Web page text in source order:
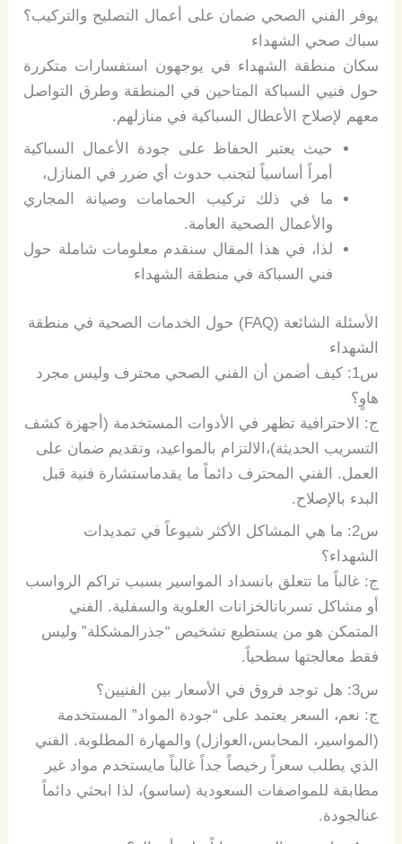
يوفر الفني الصحي ضمان على أعمال التصليح والتركيب؟
سباك صحي الشهداء
سكان منطقة الشهداء في يوجهون استفسارات متكررة
حول فنيي السباكة المتاحين في المنطقة وطرق التواصل
معهم لإصلاح الأعطال السباكية في منازلهم.
حيث يعتبر الحفاظ على جودة الأعمال السباكية
أمراً أساسياً لتجنب حدوث أي ضرر في المنازل،
ما في ذلك تركيب الحمامات وصيانة المجاري
والأعمال الصحية العامة.
لذا، في هذا المقال سنقدم معلومات شاملة حول
فني السباكة في منطقة الشهداء
الأسئلة الشائعة (
FAQ
) حول الخدمات الصحية في منطقة
الشهداء
س1: كيف أضمن أن الفني الصحي محترف وليس مجرد
هاوٍ؟
ج: الاحترافية تظهر في الأدوات المستخدمة ( أجهزة كشف
التسريب
الحديثة)، الالتزام بالمواعيد، وتقديم ضمان على
العمل. الفني المحترف دائماً ما يقدماستشارة فنية قبل
البدء بالإصلاح.
س2: ما هي المشاكل الأكثر شيوعاً في تمديدات
الشهداء؟
ج:غالباً ما تتعلق بانسداد المواسير بسبب تراكم
الرواسب
أو مشاكل تسرباتالخزانات العلوية والسفلية.
الفني
المتمكن هو من يستطيع تشخيص “جذر المشكلة” وليس
فقط معالجتها سطحياً.
س3: هل توجد فروق في الأسعار بين
الفنيين؟
ج: نعم، السعر يعتمد على “جودة المواد” المستخدمة
( المواسير، المحابس، العوازل) والمهارة المطلوبة.
الفني
الذي يطلب سعراً رخيصاً جداً غالباً مايستخدم مواد غير
مطابقة للمواصفات السعودية (ساسو)، لذا ابحثي دائماً
عنالجودة.